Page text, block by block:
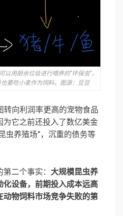
用厨余垃圾进行喂养的“环保虫”，
要吃小麦作为饲料。图源：豆豆
转向利润率更高的宠物食品
为它之前还投入了数亿美金
虫养殖场”，沉重的债务等
二个事实： 大规模昆虫养
化设备，前期投入成本远高
动物饲料市场竞争失败的第